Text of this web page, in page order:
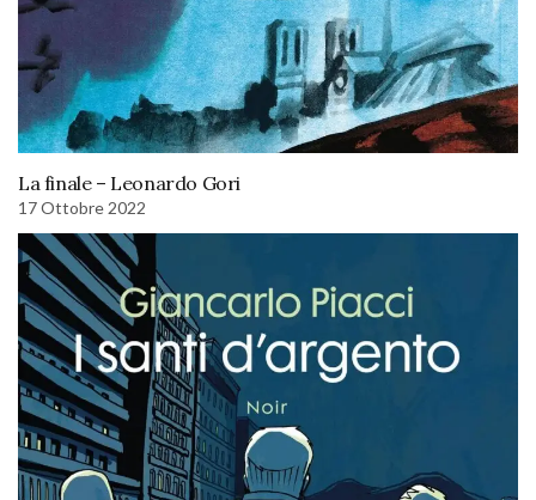
La finale – Leonardo Gori
17 Ottobre 2022